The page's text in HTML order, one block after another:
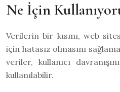
Ne İçin
Verilerin bir kısmı, web
için hatasız olmasını
veriler, kullanıcı
kullanılabilir.